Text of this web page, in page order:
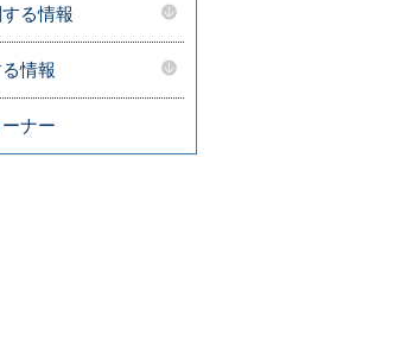
る情報
情報
ナー